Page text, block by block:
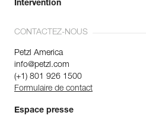
Intervention
CONTACTEZ-NOUS
Petzl America
info@petzl.com
(+1) 801 926 1500
Formulaire de contact
Espace presse